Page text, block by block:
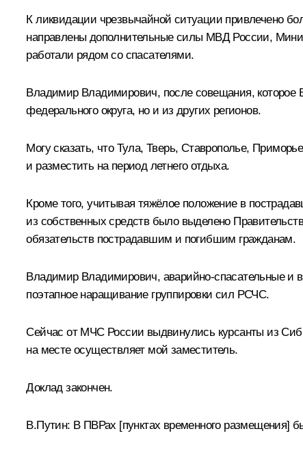
К ликвидации чрезвычайной ситуации привлечено
направлены дополнительные силы МВД России,
работали рядом со спасателями.
Владимир Владимирович, после совещания, которое
федерального округа, но и из других регионов.
Могу сказать, что Тула, Тверь, Ставрополье,
и разместить на период летнего отдыха.
Кроме того, учитывая тяжёлое положение в
из собственных средств было выделено
обязательств пострадавшим и погибшим гражданам.
Владимир Владимирович, аварийно‑спасательные и
поэтапное наращивание группировки сил РСЧС.
Сейчас от МЧС России выдвинулись курсанты из
на месте осуществляет мой заместитель.
Доклад закончен.
В.Путин: В ПВРах [пунктах временного размещения]